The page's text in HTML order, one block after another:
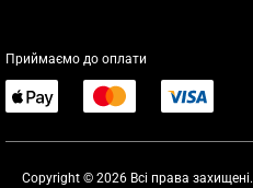
Приймаємо до оплати
Copyright © 2026 Всі права захищені.